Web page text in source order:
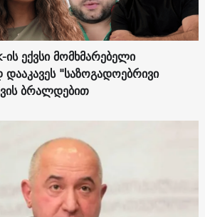
ის ექვსი მომხმარებელი
"საზოგადოებრივი
ბრალდებით